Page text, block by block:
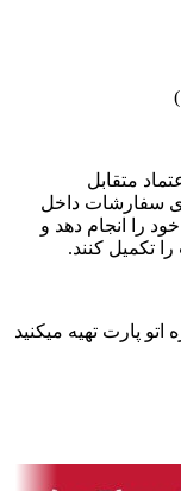
متقابل
سفارشات داخل
را انجام دهد و
تکمیل کنند.
پارت تهیه میکنید